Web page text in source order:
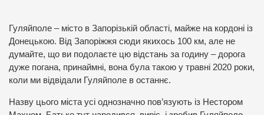
Гуляйполе – місто в Запорізькій області, майже на кордоні із
Донецькою. Від Запоріжжя сюди якихось 100 км, але не
думайте, що ви подолаєте цю відстань за годину – дорога
дуже погана, принаймні, вона була такою у травні 2020 роки,
коли ми відвідали Гуляйполе в останнє.
Назву цього міста усі однозначно пов’язують із Нестором